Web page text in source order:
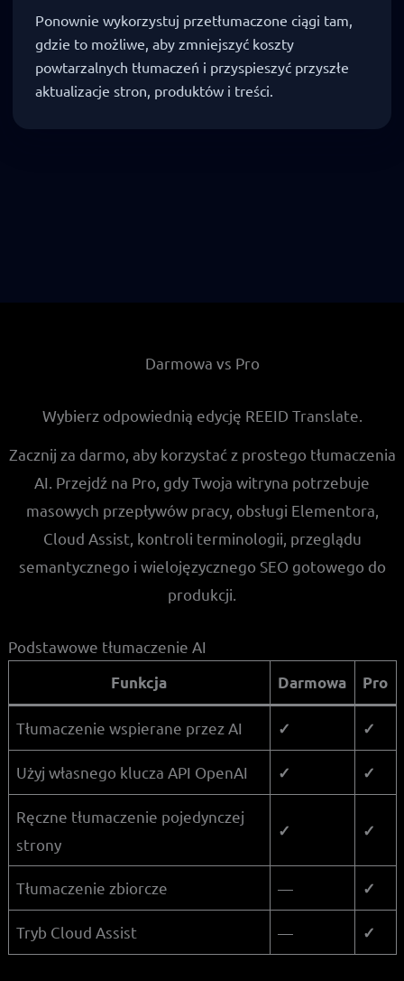
Ponownie wykorzystuj przetłumaczone ciągi tam,
gdzie to możliwe, aby zmniejszyć koszty
powtarzalnych tłumaczeń i przyspieszyć przyszłe
aktualizacje stron, produktów i treści.
Darmowa vs Pro
Wybierz odpowiednią edycję REEID Translate.
Zacznij za darmo, aby korzystać z prostego tłumaczenia
AI. Przejdź na Pro, gdy Twoja witryna potrzebuje
masowych przepływów pracy, obsługi Elementora,
Cloud Assist, kontroli terminologii, przeglądu
semantycznego i wielojęzycznego SEO gotowego do
produkcji.
Podstawowe tłumaczenie AI
Funkcja
Darmowa Pro
Tłumaczenie wspierane przez AI ✓ ✓
Użyj własnego klucza API OpenAI ✓ ✓
Ręczne tłumaczenie pojedynczej
strony
✓ ✓
Tłumaczenie zbiorcze — ✓
Tryb Cloud Assist — ✓